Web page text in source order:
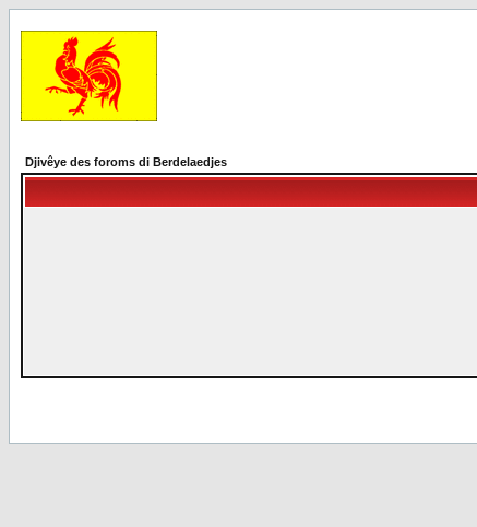
Djivêye des foroms di Berdelaedjes